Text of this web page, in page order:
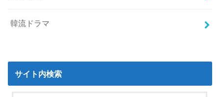
韓流ドラマ
サイト内検索